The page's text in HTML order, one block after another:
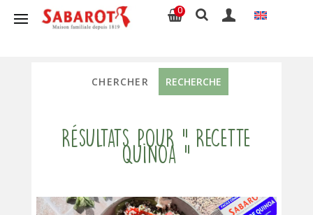
0
Résultats pour " recette
quinoa "